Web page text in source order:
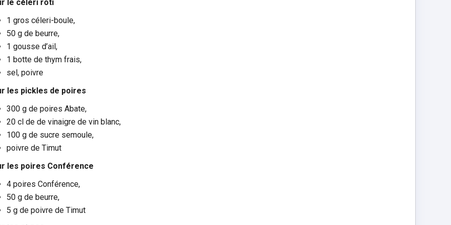
le céleri rôti
1 gros céleri-boule,
50 g de beurre,
1 gousse d’ail,
1 botte de thym frais,
sel, poivre
les pickles de poires
300 g de poires Abate,
20 cl de de vinaigre de vin blanc,
100 g de sucre semoule,
poivre de Timut
les poires Conférence
4 poires Conférence,
50 g de beurre,
5 g de poivre de Timut